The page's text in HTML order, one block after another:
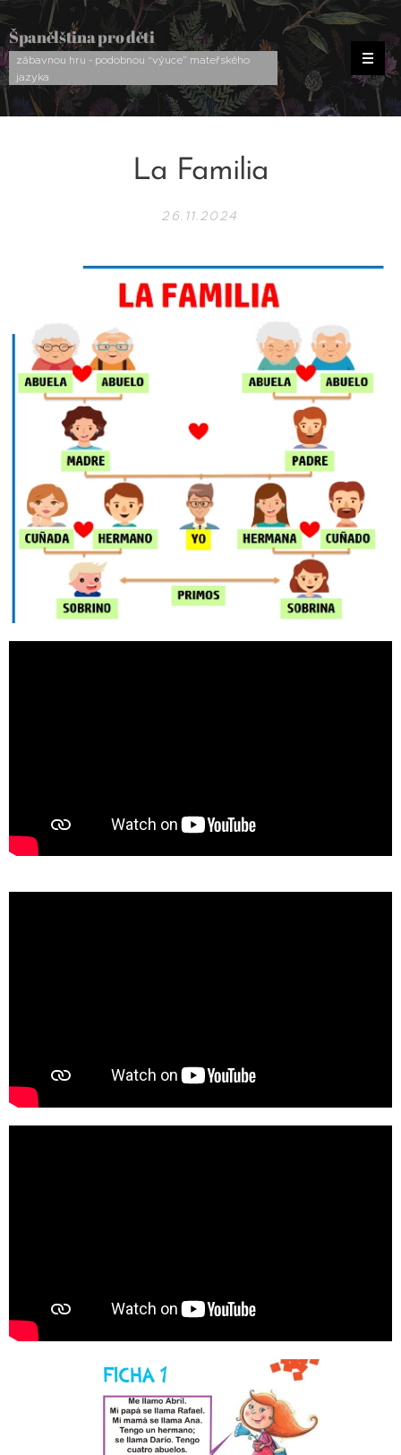
Španělština pro děti
zábavnou hru - podobnou “výuce” mateřského
jazyka
La Familia
26.11.2024